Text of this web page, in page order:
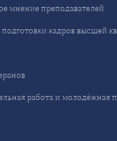
мнение преподавателей
подготовки кадров высшей
работа и молодёжная